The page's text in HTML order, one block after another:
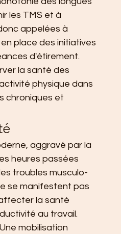
les TMS et à
appelées à
place des initiatives
d'étirement.
la santé des
physique dans
chroniques et
aggravé par la
heures passées
troubles musculo-
se manifestent pas
la santé
au travail.
mobilisation